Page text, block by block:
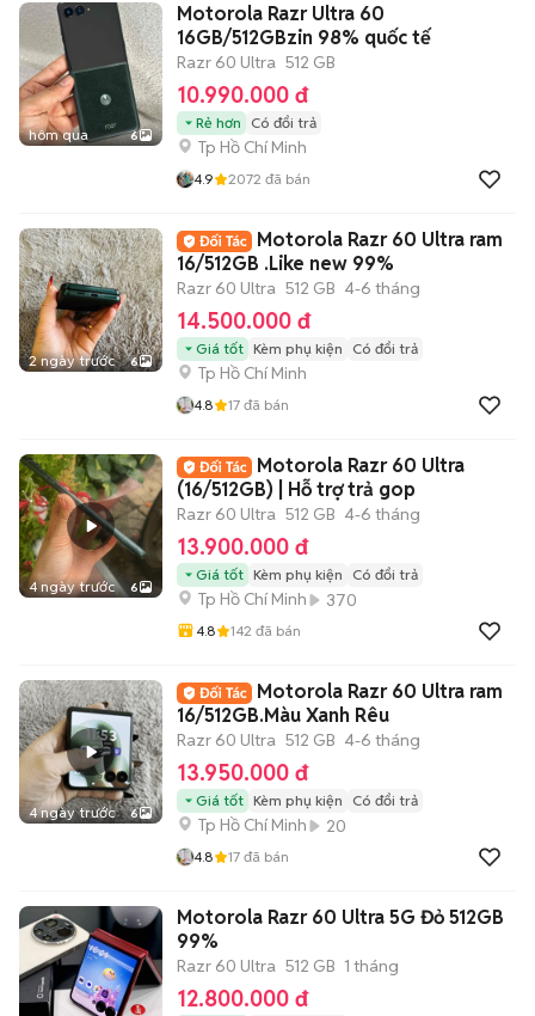
hôm qua 6
Motorola Razr Ultra 60
16GB/512GBzin 98% quốc tế
Razr 60 Ultra 512 GB
10.990.000 đ
Rẻ hơn Có đổi trả
Tp Hồ Chí Minh
4.9 2072 đã bán
2 ngày trước 6
Motorola Razr 60 Ultra ram
16/512GB .Like new 99%
Razr 60 Ultra 512 GB 4-6 tháng
14.500.000 đ
Giá tốt Kèm phụ kiện Có đổi trả
Tp Hồ Chí Minh
4.8 17 đã bán
4 ngày trước 6
Motorola Razr 60 Ultra
(16/512GB) | Hỗ trợ trả gop
Razr 60 Ultra 512 GB 4-6 tháng
13.900.000 đ
Giá tốt Kèm phụ kiện Có đổi trả
Tp Hồ Chí Minh 370
4.8 142 đã bán
4 ngày trước 6
Motorola Razr 60 Ultra ram
16/512GB.Màu Xanh Rêu
Razr 60 Ultra 512 GB 4-6 tháng
13.950.000 đ
Giá tốt Kèm phụ kiện Có đổi trả
Tp Hồ Chí Minh 20
4.8 17 đã bán
Motorola Razr 60 Ultra 5G Đỏ 512GB
99%
Razr 60 Ultra 512 GB 1 tháng
12.800.000 đ